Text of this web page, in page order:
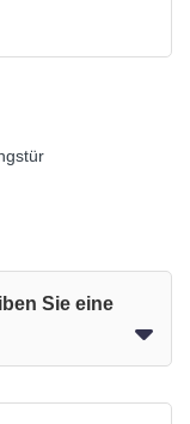
Sie eine